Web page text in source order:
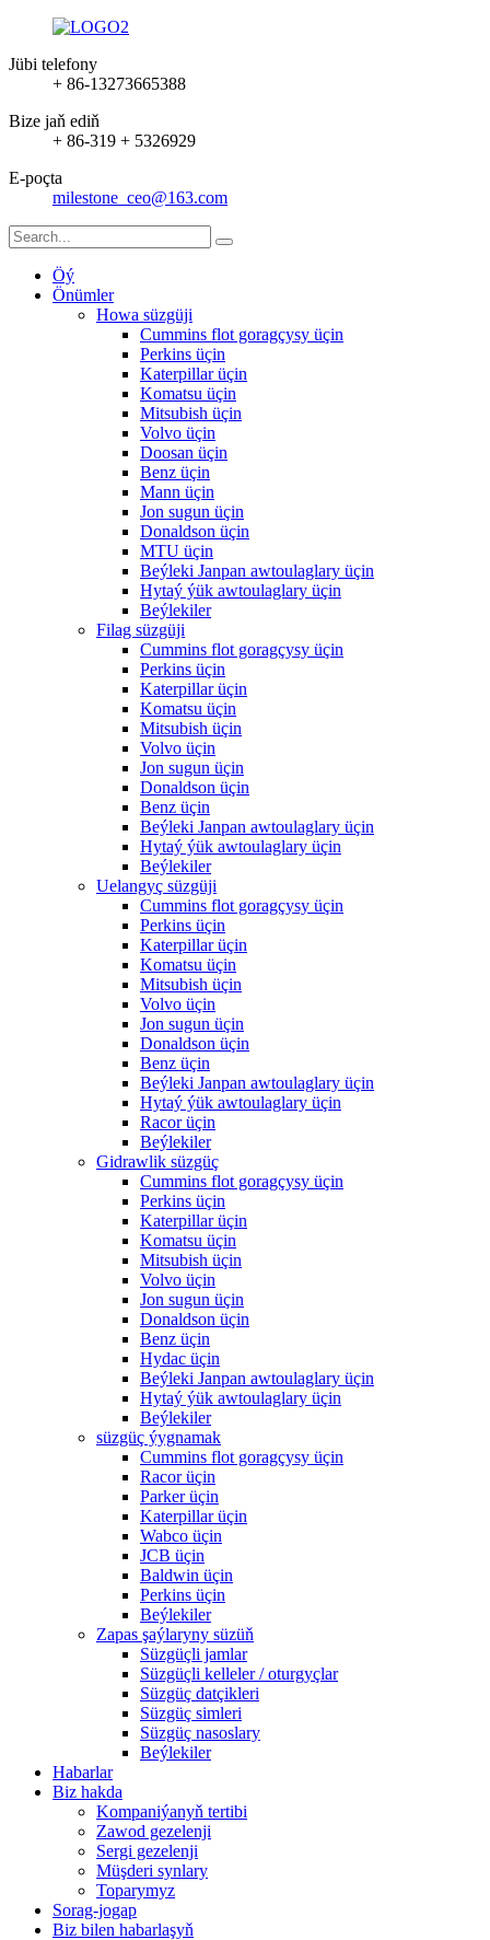
Jübi telefony
+ 86-13273665388
Bize jaň ediň
+ 86-319 + 5326929
E-poçta
milestone_ceo@163.com
Öý
Önümler
Howa süzgüji
Cummins flot goragçysy üçin
Perkins üçin
Katerpillar üçin
Komatsu üçin
Mitsubish üçin
Volvo üçin
Doosan üçin
Benz üçin
Mann üçin
Jon sugun üçin
Donaldson üçin
MTU üçin
Beýleki Janpan awtoulaglary üçin
Hytaý ýük awtoulaglary üçin
Beýlekiler
Filag süzgüji
Cummins flot goragçysy üçin
Perkins üçin
Katerpillar üçin
Komatsu üçin
Mitsubish üçin
Volvo üçin
Jon sugun üçin
Donaldson üçin
Benz üçin
Beýleki Janpan awtoulaglary üçin
Hytaý ýük awtoulaglary üçin
Beýlekiler
Uelangyç süzgüji
Cummins flot goragçysy üçin
Perkins üçin
Katerpillar üçin
Komatsu üçin
Mitsubish üçin
Volvo üçin
Jon sugun üçin
Donaldson üçin
Benz üçin
Beýleki Janpan awtoulaglary üçin
Hytaý ýük awtoulaglary üçin
Racor üçin
Beýlekiler
Gidrawlik süzgüç
Cummins flot goragçysy üçin
Perkins üçin
Katerpillar üçin
Komatsu üçin
Mitsubish üçin
Volvo üçin
Jon sugun üçin
Donaldson üçin
Benz üçin
Hydac üçin
Beýleki Janpan awtoulaglary üçin
Hytaý ýük awtoulaglary üçin
Beýlekiler
süzgüç ýygnamak
Cummins flot goragçysy üçin
Racor üçin
Parker üçin
Katerpillar üçin
Wabco üçin
JCB üçin
Baldwin üçin
Perkins üçin
Beýlekiler
Zapas şaýlaryny süzüň
Süzgüçli jamlar
Süzgüçli kelleler / oturgyçlar
Süzgüç datçikleri
Süzgüç simleri
Süzgüç nasoslary
Beýlekiler
Habarlar
Biz hakda
Kompaniýanyň tertibi
Zawod gezelenji
Sergi gezelenji
Müşderi synlary
Toparymyz
Sorag-jogap
Biz bilen habarlaşyň